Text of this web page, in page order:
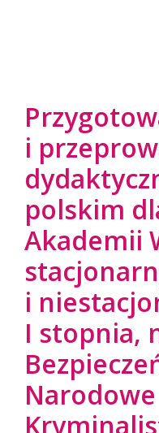
i
polskim
Akademii
i
I stopnia,